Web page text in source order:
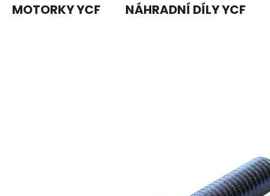
MOTORKY YCF NÁHRADNÍ DÍLY YCF